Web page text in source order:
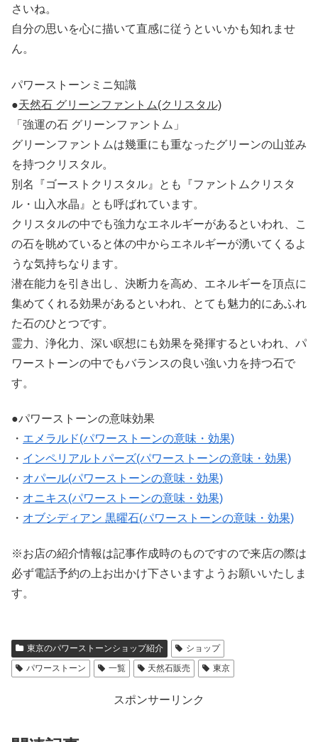
さいね。
自分の思いを心に描いて直感に従うといいかも知れませ
ん。
パワーストーンミニ知識
●天然石 グリーンファントム(クリスタル)
「強運の石 グリーンファントム」
グリーンファントムは幾重にも重なったグリーンの山並み
を持つクリスタル。
別名『ゴーストクリスタル』とも『ファントムクリスタ
ル・山入水晶』とも呼ばれています。
クリスタルの中でも強力なエネルギーがあるといわれ、こ
の石を眺めていると体の中からエネルギーが湧いてくるよ
うな気持ちなります。
潜在能力を引き出し、決断力を高め、エネルギーを頂点に
集めてくれる効果があるといわれ、とても魅力的にあふれ
た石のひとつです。
霊力、浄化力、深い瞑想にも効果を発揮するといわれ、パ
ワーストーンの中でもバランスの良い強い力を持つ石で
す。
●パワーストーンの意味効果
・ エメラルド(パワーストーンの意味・効果)
・ インペリアルトパーズ(パワーストーンの意味・効果)
・ オパール(パワーストーンの意味・効果)
・ オニキス(パワーストーンの意味・効果)
・ オブシディアン 黒曜石(パワーストーンの意味・効果)
※お店の紹介情報は記事作成時のものですので来店の際は
必ず電話予約の上お出かけ下さいますようお願いいたしま
す。
東京のパワーストーンショップ紹介
ショップ
パワーストーン
一覧 天然石販売 東京
スポンサーリンク